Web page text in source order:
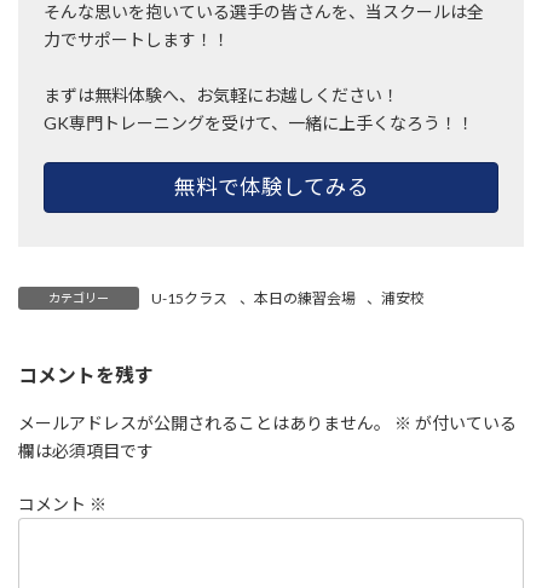
そんな思いを抱いている選手の皆さんを、当スクールは全
力でサポートします！！
まずは無料体験へ、お気軽にお越しください！
GK専門トレーニングを受けて、一緒に上手くなろう！！
無料で体験してみる
カテゴリー U-15クラス 、 本日の練習会場 、浦安校
コメントを残す
メールアドレスが公開されることはありません。 ※ が付いている
欄は必須項目です
コメント ※